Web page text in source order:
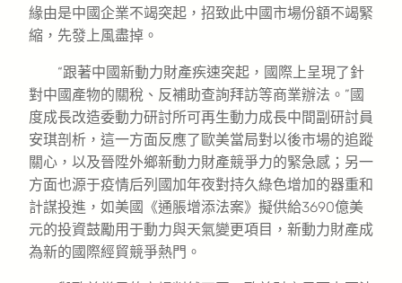
緣由是中國企業不竭突起，招致此中國市場份額不竭緊
縮，先發上風盡掉。
“跟著中國新動力財產疾速突起，國際上呈現了針
對中國產物的關稅、反補助查詢拜訪等商業辦法。”國
度成長改造委動力研討所可再生動力成長中間副研討員
安琪剖析，這一方面反應了歐美當局對以後市場的追蹤
關心，以及晉陞外鄉新動力財產競爭力的緊急感；另一
方面也源于疫情后列國加年夜對持久綠色增加的器重和
計謀投進，如美國《通脹增添法案》擬供給3690億美
元的投資鼓勵用于動力與天氣變更項目，新動力財產成
為新的國際經貿競爭熱門。